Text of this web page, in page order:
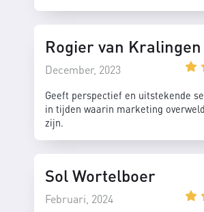
Rogier van Kralingen
December, 2023
Geeft perspectief en uitstekende
in tijden waarin marketing
zijn.
Sol Wortelboer
Februari, 2024